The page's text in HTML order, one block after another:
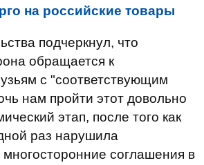
на российские товары
подчеркнул, что
обращается к
с "соответствующим
нам пройти этот довольно
этап, после того как
раз нарушила
соглашения в